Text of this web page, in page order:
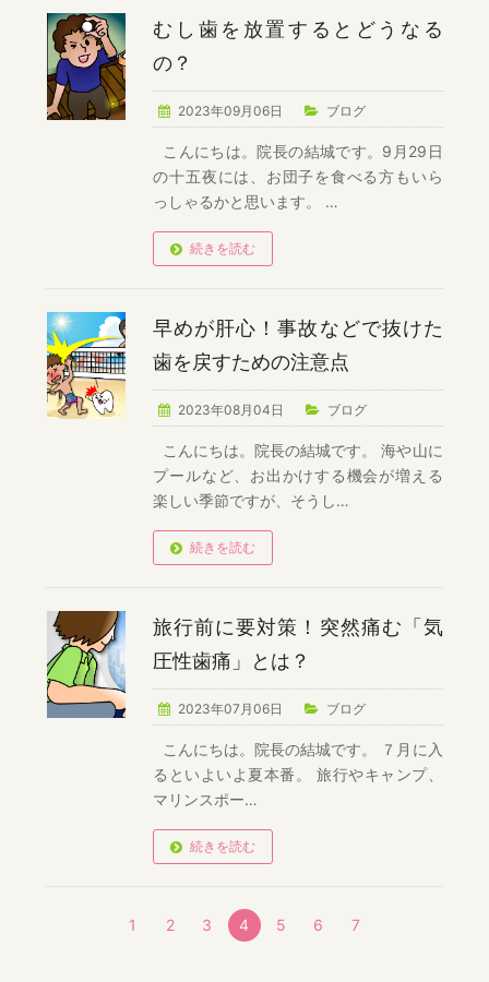
むし歯を放置するとどうなる
の？
2023年09月06日 ブログ
こんにちは。院長の結城です。9月29日
の十五夜には、お団子を食べる方もいら
っしゃるかと思います。 …
続きを読む
早めが肝心！事故などで抜けた
歯を戻すための注意点
2023年08月04日 ブログ
こんにちは。院長の結城です。 海や山に
プールなど、お出かけする機会が増える
楽しい季節ですが、そうし…
続きを読む
旅行前に要対策！突然痛む「気
圧性歯痛」とは？
2023年07月06日 ブログ
こんにちは。院長の結城です。 ７月に入
るといよいよ夏本番。 旅行やキャンプ、
マリンスポー…
続きを読む
1 2 3 4 5 6 7